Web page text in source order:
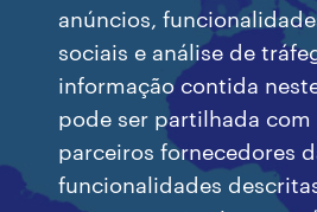
anúncios,
sociais e análise de
informação contida
pode ser partilhada com
parceiros fornecedores
funcionalidades